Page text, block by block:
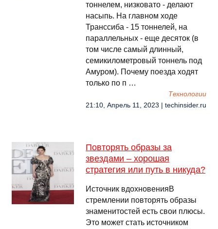
тоннелем, низковато - делают
насыпь. На главном ходе
Транссиба - 15 тоннелей, на
параллельных - еще десяток (в
том числе самый длинный,
семикилометровый тоннель под
Амуром). Почему поезда ходят
только по п …
Технологии
21:10, Апрель 11, 2023 | techinsider.ru
Повторять образы за
звездами – хорошая
стратегия или путь в никуда?
Источник вдохновенияВ
стремлении повторять образы
знаменитостей есть свои плюсы.
Это может стать источником